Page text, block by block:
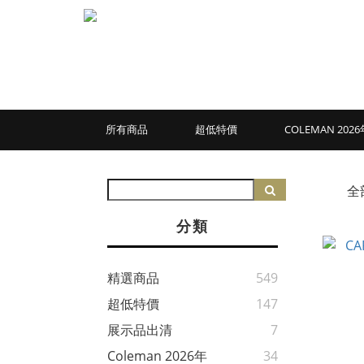
所有商品 超低特價 COLEMAN
分類
精選商品
549
超低特價
147
展示品出清
7
Coleman 2026年
34
全